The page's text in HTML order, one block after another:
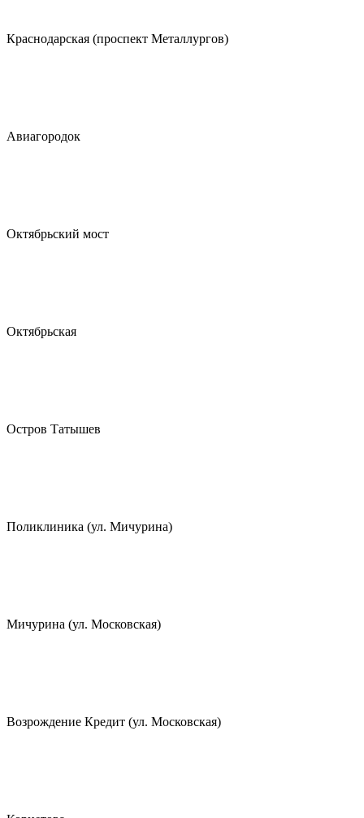
Краснодарская (проспект Металлургов)
Авиагородок
Октябрьский мост
Октябрьская
Остров Татышев
Поликлиника (ул. Мичурина)
Мичурина (ул. Московская)
Возрождение Кредит (ул. Московская)